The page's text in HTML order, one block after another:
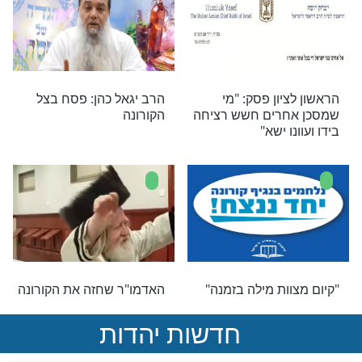
הקורונה ורשת ה 5G - חובה
הרב זמיר כהן נשאל וענה על
מספר חולי הקורונה בבני